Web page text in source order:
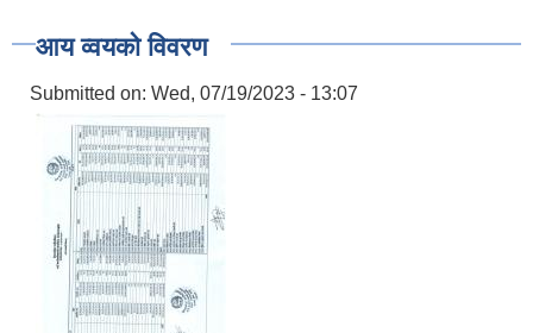
आय व्वयको विवरण
Submitted on: Wed, 07/19/2023 - 13:07